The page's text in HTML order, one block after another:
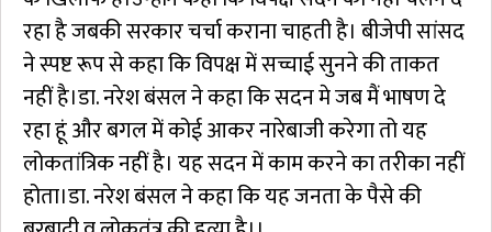
रहा है जबकी सरकार चर्चा कराना चाहती है। बीजेपी सांसद
ने स्पष्ट रूप से कहा कि विपक्ष में सच्चाई सुनने की ताकत
नहीं है।डा. नरेश बंसल ने कहा कि सदन मे जब मैं भाषण दे
रहा हूं और बगल में कोई आकर नारेबाजी करेगा तो यह
लोकतांत्रिक नहीं है। यह सदन में काम करने का तरीका नहीं
होता।डा. नरेश बंसल ने कहा कि यह जनता के पैसे की